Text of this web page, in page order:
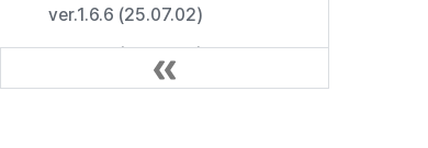
ver.1.6.6 (25.07.02)
ver.1.6.5 (25.07.02)
ver.1.6.4 (25.07.02)